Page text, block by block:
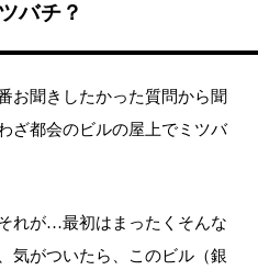
バチ？
お聞きしたかった質問から聞
ざ都会のビルの屋上でミツバ
れが…最初はまったくそんな
気がついたら、このビル（銀